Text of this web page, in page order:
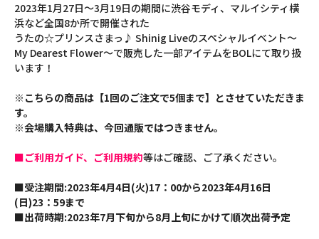
2023年1月27日～3月19日の期間に渋谷モディ、マルイシティ横
浜など全国8か所で開催された
うたの☆プリンスさまっ♪ Shinig Liveのスペシャルイベント～
My Dearest Flower～で販売した一部アイテムをBOLにて取り扱
います！
※こちらの商品は【1回のご注文で5個まで】とさせていただきま
す。
※会場購入特典は、今回通販ではつきません。
■ご利用ガイド、ご利用規約等はご確認、ご了承ください。
■受注期間:2023年4月4日(火)17：00から2023年4月16日
(日)23：59まで
■出荷時期:2023年7月下旬から8月上旬にかけて順次出荷予定